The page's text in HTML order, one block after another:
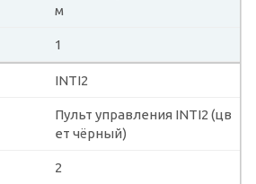
м
1
INTI2
Пульт управления INTI2 (цв
ет чёрный)
2